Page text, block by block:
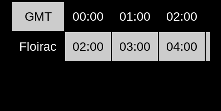
GMT 00:00 01:00 02:00
Floirac 02:00 03:00 04:00